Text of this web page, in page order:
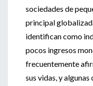
sociedades de
principal
identifican como
pocos ingresos
frecuentemente
sus vidas, y